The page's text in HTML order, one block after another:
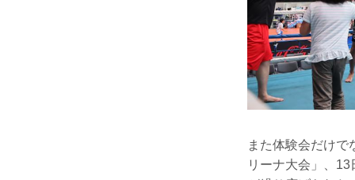
また体験会だけで
リーナ大会」、